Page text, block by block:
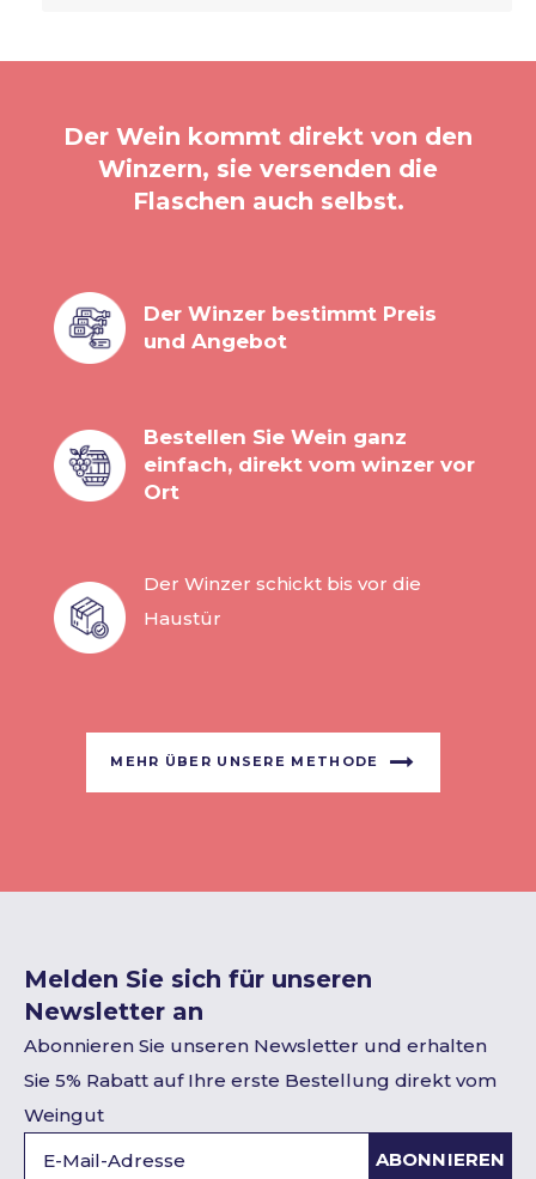
Der Wein kommt direkt von den
Winzern, sie versenden die
Flaschen auch selbst.
Der Winzer bestimmt Preis
und Angebot
Bestellen Sie Wein ganz
einfach, direkt vom winzer vor
Ort
Der Winzer schickt bis vor die
Haustür
MEHR ÜBER UNSERE METHODE
Melden Sie sich für unseren
Newsletter an
Abonnieren Sie unseren Newsletter und erhalten
Sie 5% Rabatt auf Ihre erste Bestellung direkt vom
Weingut
ABONNIEREN